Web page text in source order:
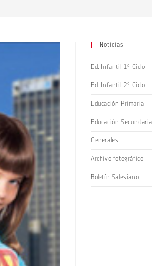
Noticias
Ed. Infantil 1º Ciclo
Ed. Infantil 2º Ciclo
Educación Primaria
Educación Secundaria
Generales
Archivo fotográfico
Boletín Salesiano